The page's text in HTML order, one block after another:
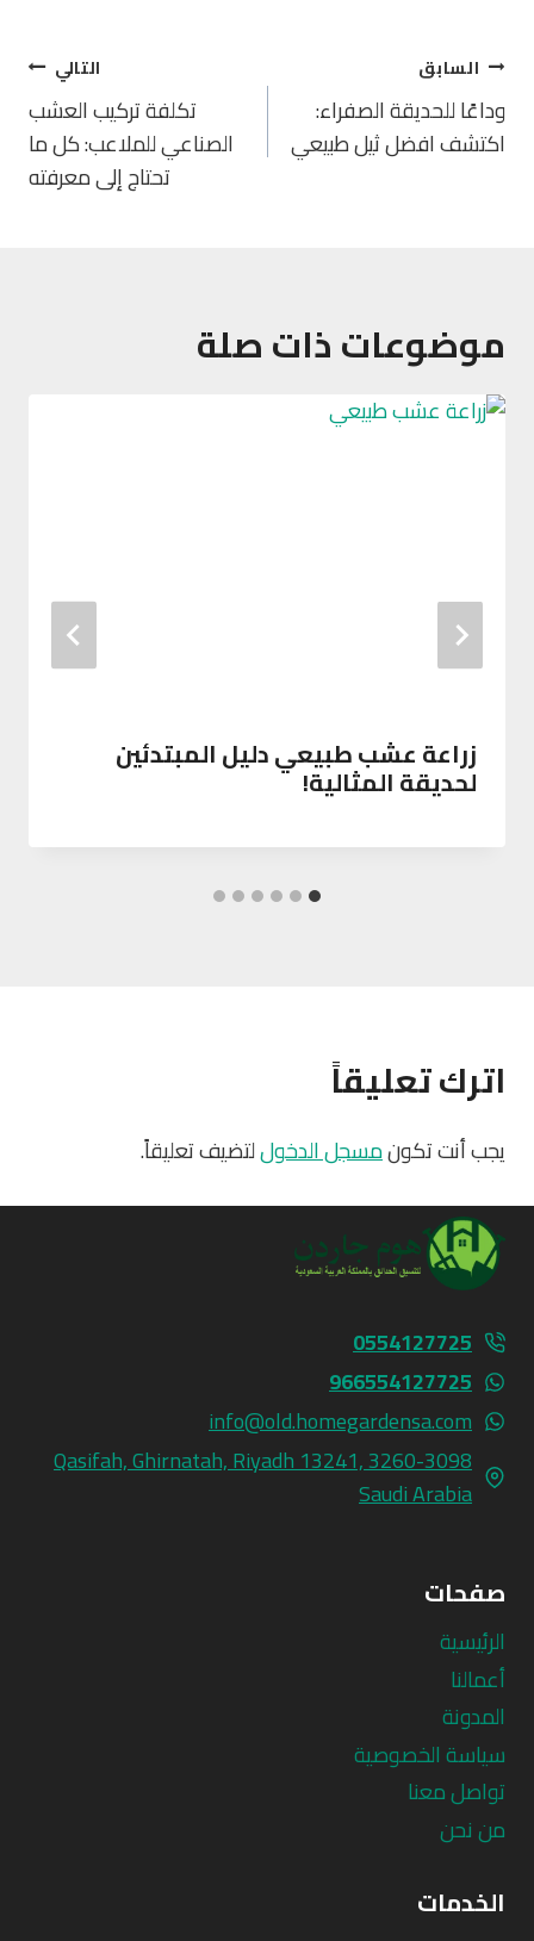
تصفّح
المقالات
السابق
وداعًا للحديقة الصفراء:
اكتشف افضل ثيل طبيعي
التالي
تكلفة تركيب العشب
الصناعي للملاعب: كل ما
تحتاج إلى معرفته
موضوعات ذات صلة
زراعة عشب طبيعي دليل المبتدئين
لحديقة المثالية!
اترك تعليقاً
يجب أنت تكونمسجل الدخوللتضيف تعليقاً.
0554127725
966554127725
info@old.homegardensa.com
3260-3098 Qasifah, Ghirnatah, Riyadh 13241,
Saudi Arabia
صفحات
الرئيسية
أعمالنا
المدونة
سياسة الخصوصية
تواصل معنا
من نحن
الخدمات